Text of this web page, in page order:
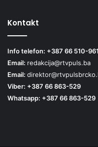
Kontakt
Info telefon: +387 66 510-961
Email: redakcija@rtvpuls.ba
Email:
Viber: +387 66 863-529
Whatsapp: +387 66 863-529